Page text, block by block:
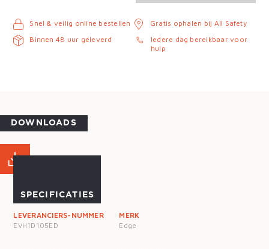
Snel & veilig online bestellen
Binnen 48 uur geleverd
Gratis ophalen bij All Safety
Iedere dag bereikbaar voor
hulp
DOWNLOADS
SPECIFICATIES
LEVERANCIERS-NUMMER
EVH1D105ED
MERK
Edge